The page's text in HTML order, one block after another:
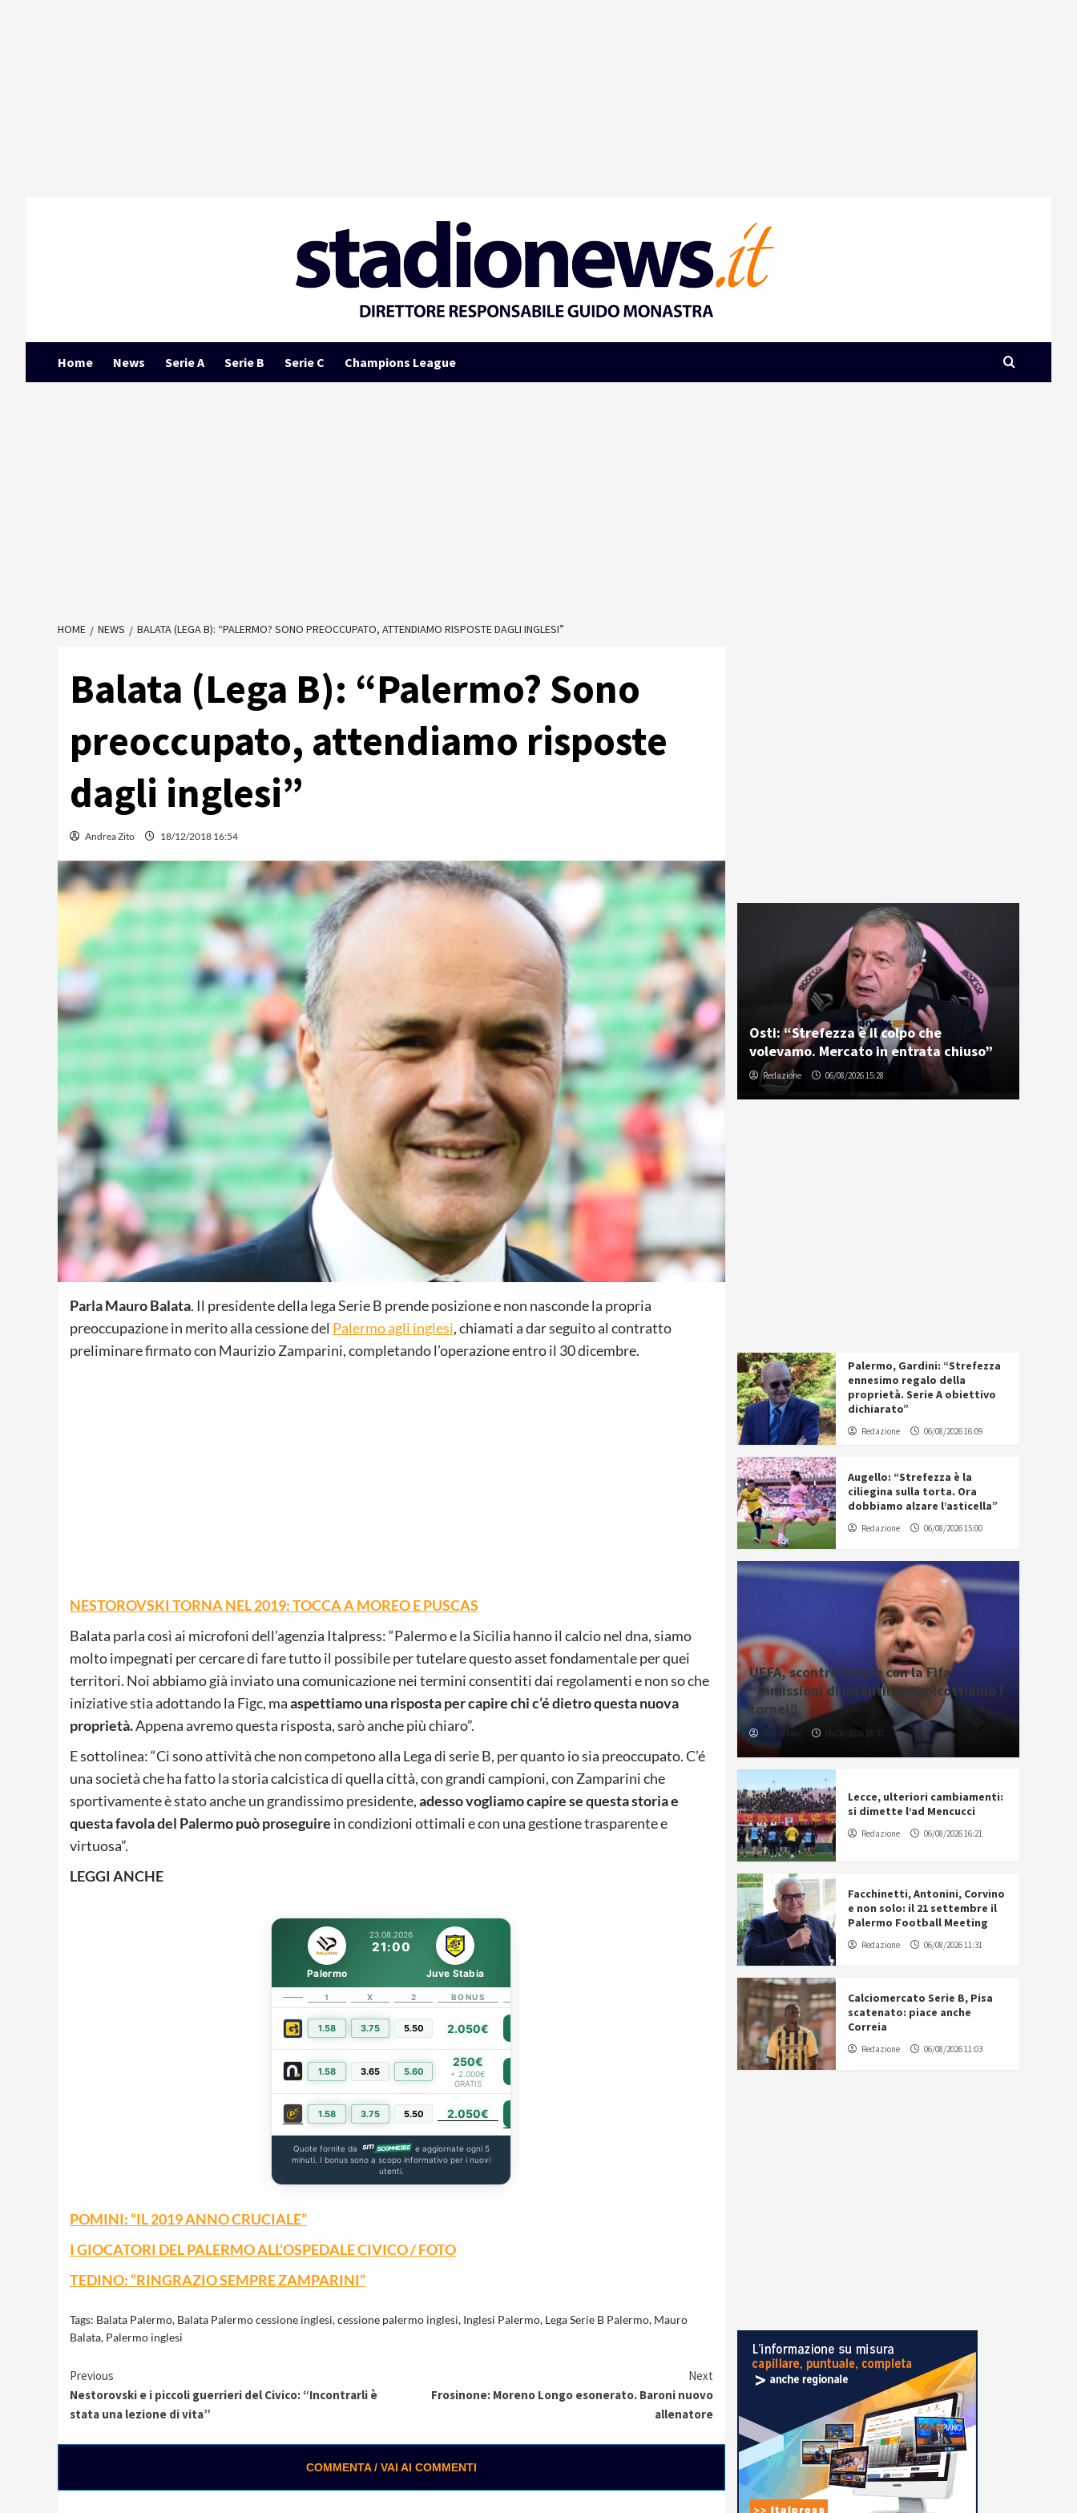
Home News Serie A Serie B Serie C Champions League
HOME NEWS BALATA (LEGA B): “PALERMO? SONO PREOCCUPATO, ATTENDIAMO RISPOSTE DAGLI INGLESI”
Balata (Lega B): “Palermo? Sono
preoccupato, attendiamo risposte
dagli inglesi”
Andrea Zito 18/12/2018 16:54
Parla Mauro Balata. Il presidente della lega Serie B prende posizione e non nasconde la propria
preoccupazione in merito alla cessione del Palermo agli inglesi, chiamati a dar seguito al contratto
preliminare firmato con Maurizio Zamparini, completando l’operazione entro il 30 dicembre.
NESTOROVSKI TORNA NEL 2019: TOCCA A MOREO E PUSCAS
Balata parla così ai microfoni dell’agenzia Italpress: “Palermo e la Sicilia hanno il calcio nel dna, siamo
molto impegnati per cercare di fare tutto il possibile per tutelare questo asset fondamentale per quei
territori. Noi abbiamo già inviato una comunicazione nei termini consentiti dai regolamenti e non so che
iniziative stia adottando la Figc, maaspettiamo una risposta per capire chi c’é dietro questa nuova
proprietà.Appena avremo questa risposta, sarò anche più chiaro”.
E sottolinea: “Ci sono attività che non competono alla Lega di serie B, per quanto io sia preoccupato. C’é
una società che ha fatto la storia calcistica di quella città, con grandi campioni, con Zamparini che
sportivamente è stato anche un grandissimo presidente,adesso vogliamo capire se questa storia e
questa favola del Palermo può proseguire in condizioni ottimali e con una gestione trasparente e
virtuosa”.
LEGGI ANCHE
23.08.2026
21:00
Palermo Juve Stabia
1 X 2 BONUS
1.58 3.75 5.50 2.050€
1.58 3.65 5.60
250€
+ 2.000€
GRATIS
1.58 3.75 5.50 2.050€
Quote fornite da
e aggiornate ogni 5
minuti. I bonus sono a scopo informativo per i nuovi
utenti.
POMINI: “IL 2019 ANNO CRUCIALE”
I GIOCATORI DEL PALERMO ALL’OSPEDALE CIVICO / FOTO
TEDINO: “RINGRAZIO SEMPRE ZAMPARINI”
Tags: Balata Palermo, Balata Palermo cessione inglesi,cessione palermo inglesi, Inglesi Palermo, Lega Serie B Palermo, Mauro
Balata, Palermo inglesi
Continue
Reading
Previous
Nestorovski e i piccoli guerrieri del Civico: “Incontrarli è
stata una lezione di vita”
Next
Frosinone: Moreno Longo esonerato. Baroni nuovo
allenatore
COMMENTA / VAI AI COMMENTI
Osti: “Strefezza è il colpo che
volevamo. Mercato in entrata chiuso”
Redazione 06/08/2026 15:28
Palermo, Gardini: “Strefezza
ennesimo regalo della
proprietà. Serie A obiettivo
dichiarato”
Redazione 06/08/2026 16:09
Augello: “Strefezza è la
ciliegina sulla torta. Ora
dobbiamo alzare l’asticella”
Redazione 06/08/2026 15:00
UEFA, scontro totale con la Fifa:
“Dimissioni di Infantino o boicottiamo i
tornei”
Redazione 06/08/2026 18:57
Lecce, ulteriori cambiamenti:
si dimette l’ad Mencucci
Redazione 06/08/2026 16:21
Facchinetti, Antonini, Corvino
e non solo: il 21 settembre il
Palermo Football Meeting
Redazione 06/08/2026 11:31
Calciomercato Serie B, Pisa
scatenato: piace anche
Correia
Redazione 06/08/2026 11:03